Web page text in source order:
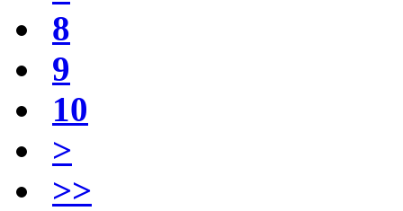
8
9
10
>
>>